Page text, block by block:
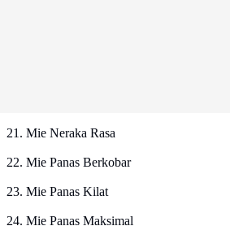
21. Mie Neraka Rasa
22. Mie Panas Berkobar
23. Mie Panas Kilat
24. Mie Panas Maksimal